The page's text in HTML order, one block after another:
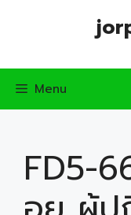
Menu
FD5-